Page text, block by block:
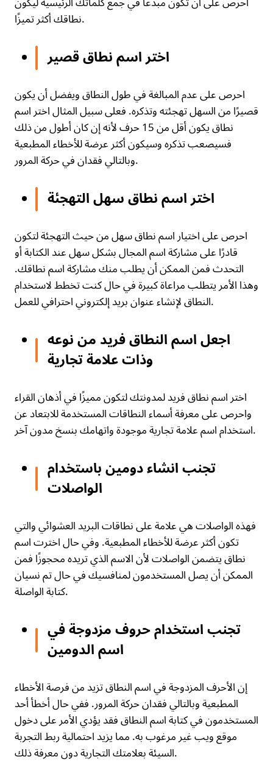
نطاقك أكثر تميزًا.
اختر اسم نطاق قصير
احرص على عدم المبالغة في طول النطاق ويفضل أن يكون
قصيرًا من السهل تهجئته وتذكره. فعلى سبيل المثال اختر اسم
نطاق يكون أقل من 15 حرف لأنه إن كان أطول من ذلك
فسيصعب تذكره وسيكون أكثر عرضة للأخطاء المطبعية
وبالتالي فقدان في حركة المرور.
اختر اسم نطاق سهل التهجئة
احرص على اختيار اسم نطاق سهل من حيث التهجئة لتكون
قادرًا على مشاركة اسم المجال بشكل سهل عند الكتابة أو
التحدث فمن الممكن أن يطلب منك مشاركة اسم نطاقك.
وهذا الأمر يتطلب مراعاة كبيرة في حال كنت تخطط لاستخدام
النطاق لإنشاء عنوان بريد إلكتروني احترافي للعمل.
اجعل اسم النطاق فريد من نوعه
وذات علامة تجارية
اختر اسم نطاق فريد لمدونتك لتكون مميزًا في أذهان القراء
واحرص على معرفة أسماء النطاقات المستخدمة للابتعاد عن
استخدام اسم علامة تجارية موجودة واتهامك بنسخ مدون آخر.
تجنب انشاء دومين باستخدام
الواصلات
فهذه الواصلات هي علامة على نطاقات البريد العشوائي والتي
تكون أكثر عرضة للأخطاء المطبعية. وفي حال اخترت اسم
نطاق يتضمن الواصلات لأن الاسم الذي تريده محجوزًا فمن
الممكن أن يصل المستخدمون لمنافسيك في حال تم نسيان
كتابة الواصلة.
تجنب استخدام حروف مزدوجة في
اسم الدومين
إن الأحرف المزدوجة في اسم النطاق تزيد من فرصة الأخطاء
المطبعية وبالتالي فقدان حركة المرور. ففي حال أخطأ أحد
المستخدمون في كتابة اسم النطاق فقد يؤدي الأمر على دخول
موقع ويب غير مرغوب به. مما يزيد احتمالية ربط التجربة
السيئة بعلامتك التجارية دون معرفة ذلك.